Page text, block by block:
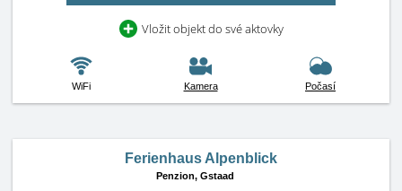
Vložit objekt do své aktovky
WiFi Kamera Počasí
Ferienhaus Alpenblick
Penzion, Gstaad